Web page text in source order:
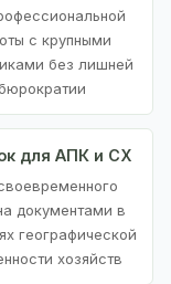
с крупными
без лишней
для АПК и СХ
документами в
географической
хозяйств